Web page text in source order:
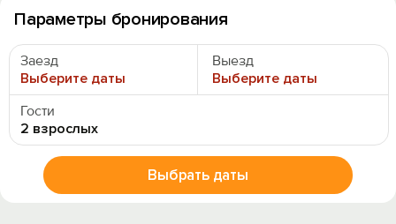
Параметры бронирования
Заезд
Выберите даты
Выезд
Выберите даты
Гости
2 взрослых
Выбрать даты